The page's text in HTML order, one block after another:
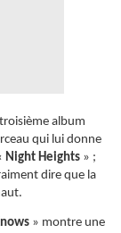
album
qui lui donne
Night Heights » ;
dire que la
» montre une